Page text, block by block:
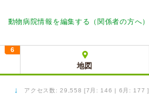
動物病院情報を編集する（関係者の方へ）
6
地図
↓ アクセス数: 29,558 [7月: 146 | 6月: 177 ]